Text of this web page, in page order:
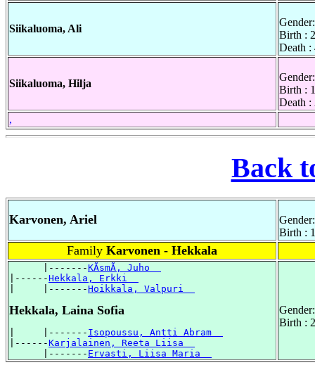
Siikaluoma, Ali
Birth :
Death :
Siikaluoma, Hilja
Birth :
Death :
,
Back
Karvonen, Ariel
Birth :
Family Karvonen - Hekkala
      |-------
KÃsmÃ, Juho
|------Hekkala, Erkki
|     |-------Hoikkala, Valpuri
Hekkala, Laina Sofia
|     |------- Isopoussu, Antti Abram
|------Karjalainen, Reeta Liisa
      |-------
Ervasti, Liisa Maria
Birth :